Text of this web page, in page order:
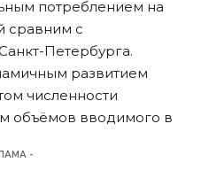
потреблением на
сравним с
Петербурга.
развитием
численности
объёмов вводимого в
-